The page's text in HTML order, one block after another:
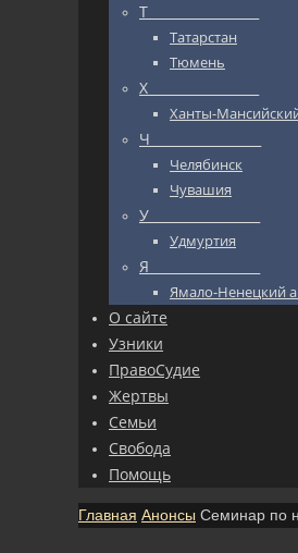
Т_________________
Татарстан
Тюмень
Х_________________
Ханты-
Ч_________________
Челябинск
Чувашия
У_________________
Удмуртия
Я_________________
Ямало-Ненецкий
О сайте
Узники
ПравоСудие
Жертвы
Семьи
Свобода
Помощь
Главная Анонсы Семинар по